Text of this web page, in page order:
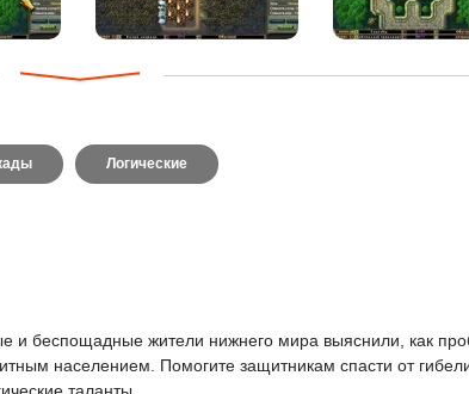
Логические
и беспощадные жители нижнего мира выяснили, как
населением. Помогите защитникам спасти от гибели